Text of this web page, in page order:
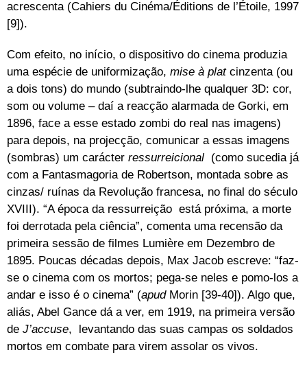
acrescenta (Cahiers du Cinéma/Éditions de l’Étoile, 1997
[9]).
Com efeito, no início, o dispositivo do cinema produzia
uma espécie de uniformização, mise à platcinzenta (ou
a dois tons) do mundo (subtraindo-lhe qualquer 3D: cor,
som ou volume – daí a reacção alarmada de Gorki, em
1896, face a esse estado zombi do real nas imagens)
para depois, na projecção, comunicar a essas imagens
(sombras) um carácter ressurreicional (como sucedia já
com a Fantasmagoria de Robertson, montada sobre as
cinzas/ ruínas da Revolução francesa, no final do século
XVIII). “A época da ressurreição está próxima, a morte
foi derrotada pela ciência”, comenta uma recensão da
primeira sessão de filmes Lumière em Dezembro de
1895. Poucas décadas depois, Max Jacob escreve: “faz-
se o cinema com os mortos; pega-se neles e pomo-los a
andar e isso é o cinema” (apud Morin [39-40]). Algo que,
aliás, Abel Gance dá a ver, em 1919, na primeira versão
de J’accuse, levantando das suas campas os soldados
mortos em combate para virem assolar os vivos.